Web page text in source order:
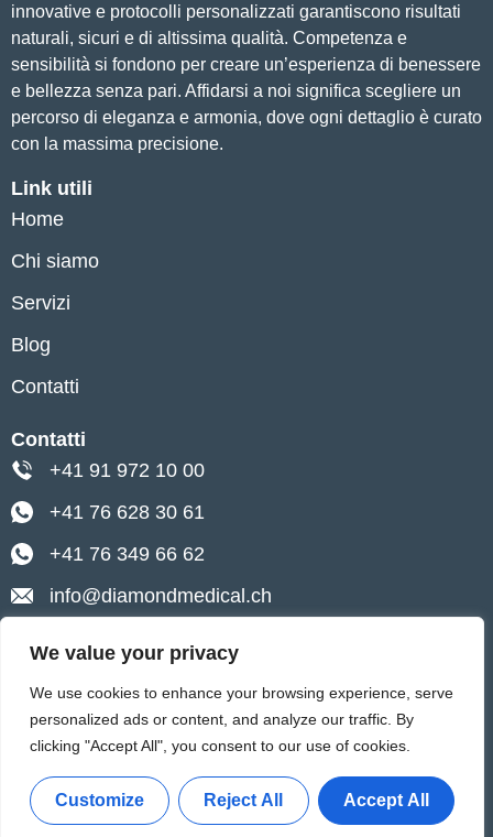
We value your privacy
We use cookies to enhance your browsing experience, serve
personalized ads or content, and analyze our traffic. By
clicking "Accept All", you consent to our use of cookies.
Customize Reject All Accept All
innovative e protocolli personalizzati garantiscono risultati
naturali, sicuri e di altissima qualità. Competenza e
sensibilità si fondono per creare un’esperienza di benessere
e bellezza senza pari. Affidarsi a noi significa scegliere un
percorso di eleganza e armonia, dove ogni dettaglio è curato
con la massima precisione.
Link utili
Home
Chi siamo
Servizi
Blog
Contatti
Contatti
+41 91 972 10 00
+41 76 628 30 61
+41 76 349 66 62
info@diamondmedical.ch
Ascona, Via Baraggie 4
ImpressumInformativa sulla Privacy
Politica sui Cookie